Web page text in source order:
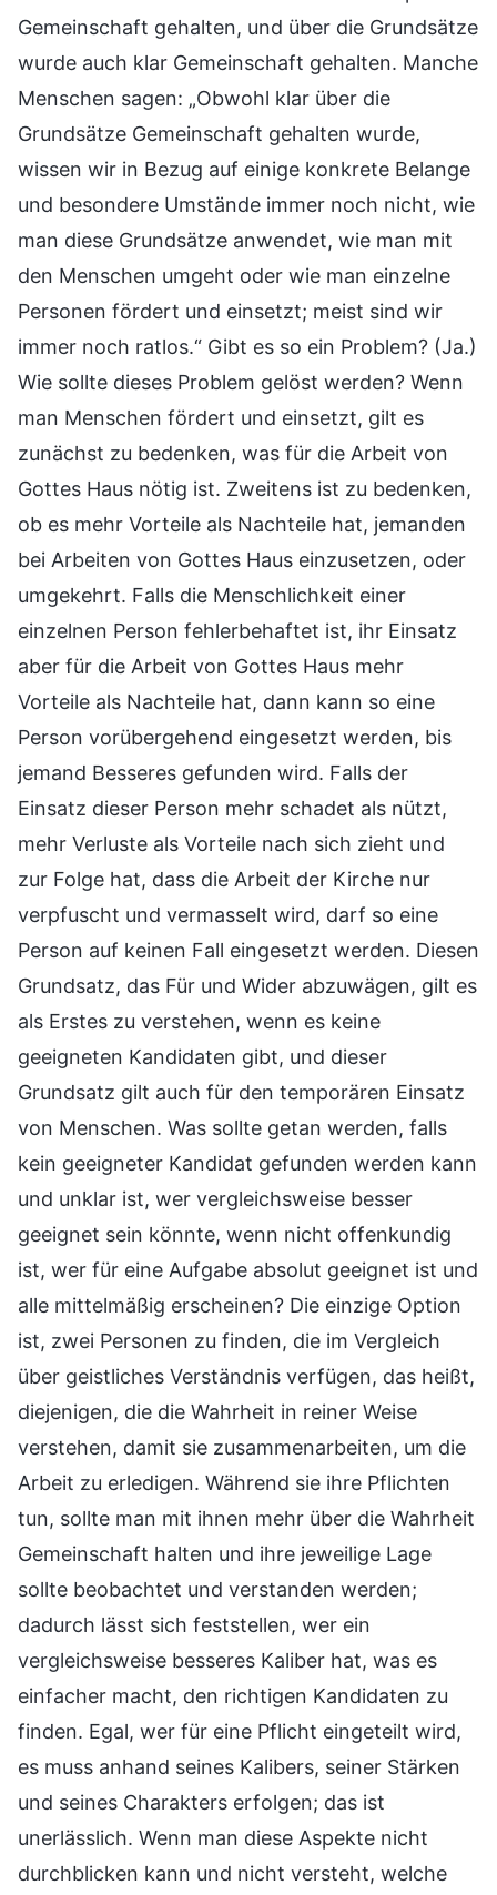
Gemeinschaft gehalten, und über die Grundsätze
wurde auch klar Gemeinschaft gehalten. Manche
Menschen sagen: „Obwohl klar über die
Grundsätze Gemeinschaft gehalten wurde,
wissen wir in Bezug auf einige konkrete Belange
und besondere Umstände immer noch nicht, wie
man diese Grundsätze anwendet, wie man mit
den Menschen umgeht oder wie man einzelne
Personen fördert und einsetzt; meist sind wir
immer noch ratlos.“ Gibt es so ein Problem? (Ja.)
Wie sollte dieses Problem gelöst werden? Wenn
man Menschen fördert und einsetzt, gilt es
zunächst zu bedenken, was für die Arbeit von
Gottes Haus nötig ist. Zweitens ist zu bedenken,
ob es mehr Vorteile als Nachteile hat, jemanden
bei Arbeiten von Gottes Haus einzusetzen, oder
umgekehrt. Falls die Menschlichkeit einer
einzelnen Person fehlerbehaftet ist, ihr Einsatz
aber für die Arbeit von Gottes Haus mehr
Vorteile als Nachteile hat, dann kann so eine
Person vorübergehend eingesetzt werden, bis
jemand Besseres gefunden wird. Falls der
Einsatz dieser Person mehr schadet als nützt,
mehr Verluste als Vorteile nach sich zieht und
zur Folge hat, dass die Arbeit der Kirche nur
verpfuscht und vermasselt wird, darf so eine
Person auf keinen Fall eingesetzt werden. Diesen
Grundsatz, das Für und Wider abzuwägen, gilt es
als Erstes zu verstehen, wenn es keine
geeigneten Kandidaten gibt, und dieser
Grundsatz gilt auch für den temporären Einsatz
von Menschen. Was sollte getan werden, falls
kein geeigneter Kandidat gefunden werden kann
und unklar ist, wer vergleichsweise besser
geeignet sein könnte, wenn nicht offenkundig
ist, wer für eine Aufgabe absolut geeignet ist und
alle mittelmäßig erscheinen? Die einzige Option
ist, zwei Personen zu finden, die im Vergleich
über geistliches Verständnis verfügen, das heißt,
diejenigen, die die Wahrheit in reiner Weise
verstehen, damit sie zusammenarbeiten, um die
Arbeit zu erledigen. Während sie ihre Pflichten
tun, sollte man mit ihnen mehr über die Wahrheit
Gemeinschaft halten und ihre jeweilige Lage
sollte beobachtet und verstanden werden;
dadurch lässt sich feststellen, wer ein
vergleichsweise besseres Kaliber hat, was es
einfacher macht, den richtigen Kandidaten zu
finden. Egal, wer für eine Pflicht eingeteilt wird,
es muss anhand seines Kalibers, seiner Stärken
und seines Charakters erfolgen; das ist
unerlässlich. Wenn man diese Aspekte nicht
durchblicken kann und nicht versteht, welche